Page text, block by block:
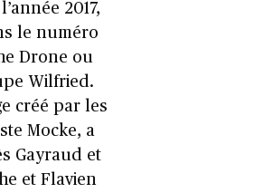
2017,
le numéro
Drone ou
Wilfried.
créé par les
Mocke, a
Gayraud et
et Flavien